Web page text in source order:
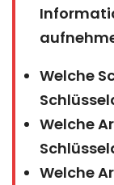
Welche
Welche
Welche